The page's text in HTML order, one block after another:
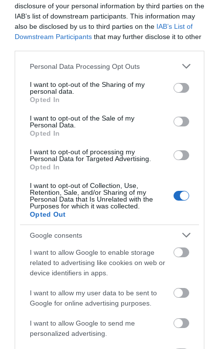
disclosure of your personal information by third parties on the
IAB’s list of downstream participants. This information may
also be disclosed by us to third parties on the IAB’s List of
Downstream Participants that may further disclose it to other
Please note that this website/app uses one or more Google
not limited to your visit or usage behaviour. You may click to
grant or deny consent to Google and its third-party tags to
use your data for below specified purposes in below Google
consent section.
Personal Data Processing Opt Outs
I want to opt-out of the Sharing of my
personal data.
Opted In
I want to opt-out of the Sale of my
Personal Data.
Opted In
I want to opt-out of processing my
Personal Data for Targeted Advertising.
Opted In
I want to opt-out of Collection, Use,
Retention, Sale, and/or Sharing of my
Personal Data that Is Unrelated with the
Purposes for which it was collected.
Opted Out
Google consents
I want to allow Google to enable storage
related to advertising like cookies on web or
device identifiers in apps.
I want to allow my user data to be sent to
Google for online advertising purposes.
I want to allow Google to send me
personalized advertising.
Προτεινόμενα άρθρα
ΦΕΣΤΙΒΑΛ ΑΝΔΡΟΥ: Ένα βαθυστόχαστο έργο του
Μπέκετ
Η νεολαία της Άνδρου είναι εδώ. Χρειάζεται όμως
ευκαιρίες για να φανεί.
ΡΑΦΗΝΑ – ΘΕΟΥΤΑ σημειώσατε…
ΣΥΓΚΛΟΝΙΣΤΙΚΟΣ ΑΠΟΧΑΙΡΕΤΙΣΜΟΣ ΣΤΗ
ΡΑΦΗΝΑ ΣΤΟ «ΤΕΛΕΥΤΑΙΟ ΜΠΑΡΚΟ» ΤΟΥ
Απαράδεκτη εμπειρία στη Ραφήνα. Φωτογραφίες από την
αναχώρηση εκείνης της ώρας…
βαθυστόχαστο έργο του
Μπέκετ